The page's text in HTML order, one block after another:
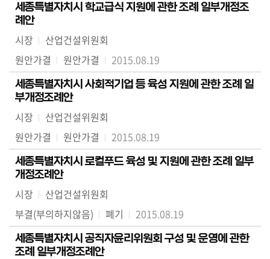
세종특별자치시 학교급식 지원에 관한 조례 일부개정조
례안
시장
산업건설위원회
원안가결
원안가결 2015.08.19
세종특별자치시 사회적기업 등 육성 지원에 관한 조례 일
부개정조례안
시장
산업건설위원회
원안가결
원안가결 2015.08.19
세종특별자치시 로컬푸드 육성 및 지원에 관한 조례 일부
개정조례안
시장
산업건설위원회
부결(부의하지않음)
폐기 2015.08.19
세종특별자치시 공직자윤리위원회 구성 및 운영에 관한
조례 일부개정조례안